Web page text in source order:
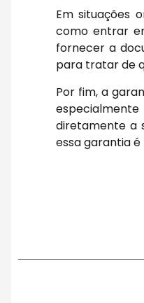
Em situações
como entrar
fornecer a
para tratar de
Por fim, a
diretamente a
essa garantia